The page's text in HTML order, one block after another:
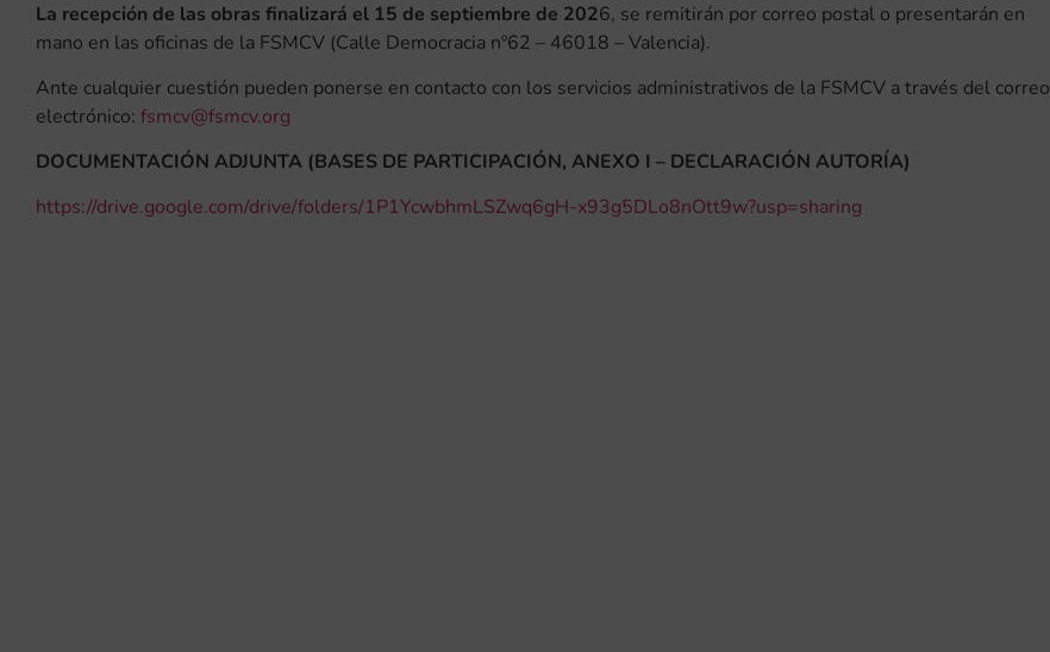
La recepción de las obras finalizará el 15 de septiembre de 2026, se remitirán por correo postal o presentarán en
mano en las oficinas de la FSMCV (Calle Democracia nº62 – 46018 – Valencia).
Ante cualquier cuestión pueden ponerse en contacto con los servicios administrativos de la FSMCV a través del correo
electrónico: fsmcv@fsmcv.org
DOCUMENTACIÓN ADJUNTA (BASES DE PARTICIPACIÓN, ANEXO I – DECLARACIÓN AUTORÍA)
https://drive.google.com/drive/folders/1P1YcwbhmLSZwq6gH-x93g5DLo8nOtt9w?usp=sharing